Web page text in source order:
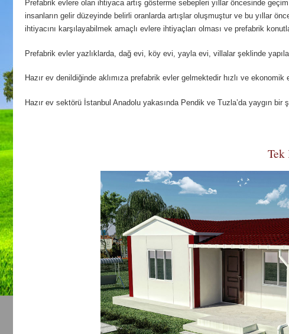
Prefabrik evlere olan ihtiyaca artış gösterme sebepleri yıllar öncesinde
insanların gelir düzeyinde belirli oranlarda artışlar oluşmuştur ve bu yıllar
ihtiyacını karşılayabilmek amaçlı evlere ihtiyaçları olması ve prefabrik
Prefabrik evler yazlıklarda, dağ evi, köy evi, yayla evi, villalar şeklinde
Hazır ev denildiğinde aklımıza prefabrik evler gelmektedir hızlı ve
Hazır ev sektörü İstanbul Anadolu yakasında Pendik ve Tuzla’da yaygın